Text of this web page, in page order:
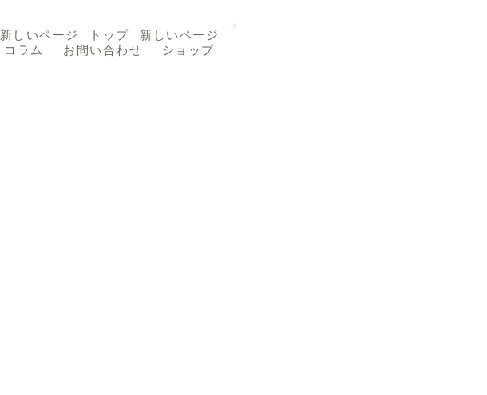
新しいページ トップ
新しいページ
コラム お問い合わせ ショップ